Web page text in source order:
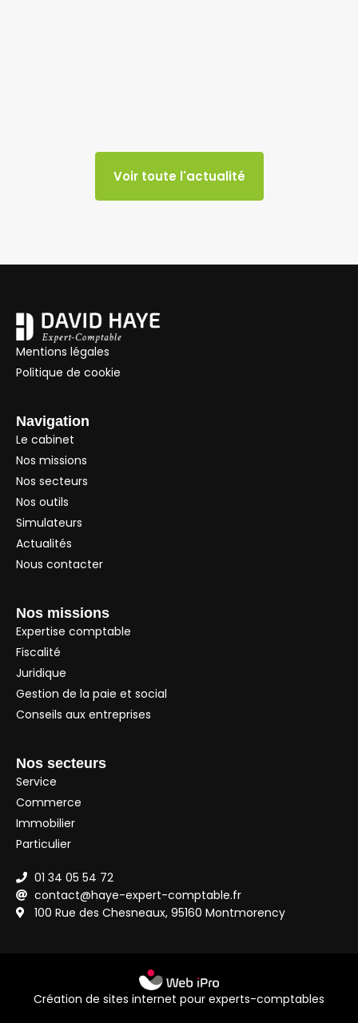
Voir toute l'actualité
Mentions légales
Politique de cookie
Navigation
Le cabinet
Nos missions
Nos secteurs
Nos outils
Simulateurs
Actualités
Nous contacter
Nos missions
Expertise comptable
Fiscalité
Juridique
Gestion de la paie et social
Conseils aux entreprises
Nos secteurs
Service
Commerce
Immobilier
Particulier
01 34 05 54 72
contact@haye-expert-comptable.fr
100 Rue des Chesneaux, 95160 Montmorency
Création de sites internet pour experts-comptables